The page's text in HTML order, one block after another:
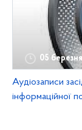
05
Аудіозаписи
інформаційної